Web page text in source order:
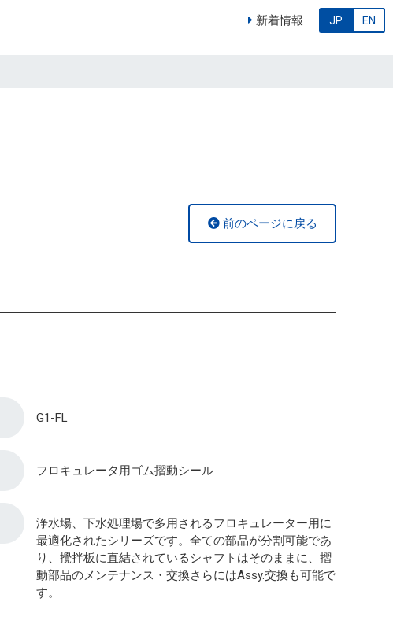
新着情報 JP EN
前のページに戻る
G1-FL
フロキュレータ用ゴム摺動シール
浄水場、下水処理場で多用されるフロキュレーター用に
最適化されたシリーズです。全ての部品が分割可能であ
り、攪拌板に直結されているシャフトはそのままに、摺
動部品のメンテナンス・交換さらにはAssy.交換も可能で
す。